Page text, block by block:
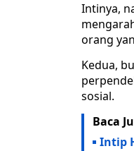
Intinya,
orang
Kedua,
sosial.
Baca
Intip